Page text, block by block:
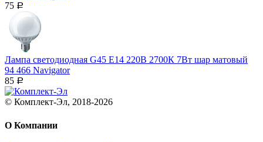
75 Р
Лампа светодиодная G45 Е14 220В 2700К 7Вт шар матовый
94 466 Navigator
85 Р
© Комплект-Эл, 2018-2026
О Компании